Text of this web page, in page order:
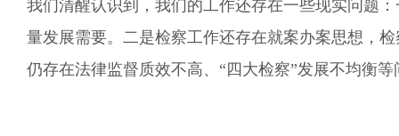
我们清醒认识到， 我们的工作还存在一些现实问题
量发展需要。二是检察工作还存在就案办案思想，
仍存在法律监督质效不高、 “四大检察”发展不均衡等